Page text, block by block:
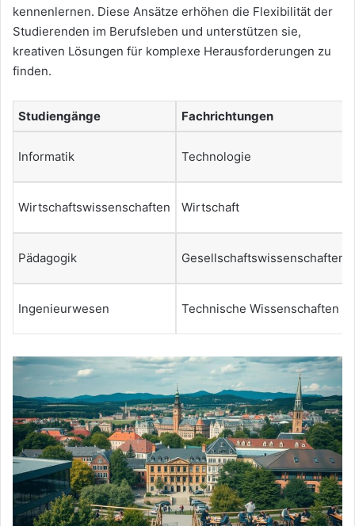
kennenlernen. Diese Ansätze erhöhen die Flexibilität der
Studierenden im Berufsleben und unterstützen sie,
kreativen Lösungen für komplexe Herausforderungen zu
finden.
Studiengänge Fachrichtungen
Informatik Technologie
Wirtschaftswissenschaften Wirtschaft
Pädagogik Gesellschaftswissenschaften
Ingenieurwesen Technische Wissenschaften